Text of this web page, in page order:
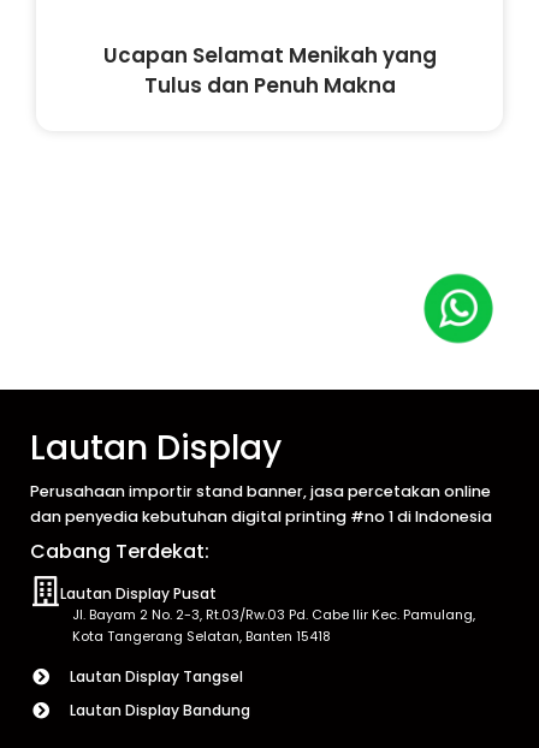
Ucapan Selamat Menikah yang
Tulus dan Penuh Makna
Lautan Display
Perusahaan importir stand banner, jasa percetakan online
dan penyedia kebutuhan digital printing #no 1 di Indonesia
Cabang Terdekat:
Lautan Display Pusat
Jl. Bayam 2 No. 2-3, Rt.03/Rw.03 Pd. Cabe Ilir Kec. Pamulang,
Kota Tangerang Selatan, Banten 15418
Lautan Display Tangsel
Lautan Display Bandung